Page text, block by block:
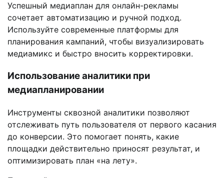
Успешный медиаплан для онлайн-рекламы
сочетает автоматизацию и ручной подход.
Используйте современные платформы для
планирования кампаний, чтобы визуализировать
медиамикс и быстро вносить корректировки.
Использование аналитики при
медиапланировании
Инструменты сквозной аналитики позволяют
отслеживать путь пользователя от первого касания
до конверсии. Это помогает понять, какие
площадки действительно приносят результат, и
оптимизировать план «на лету».